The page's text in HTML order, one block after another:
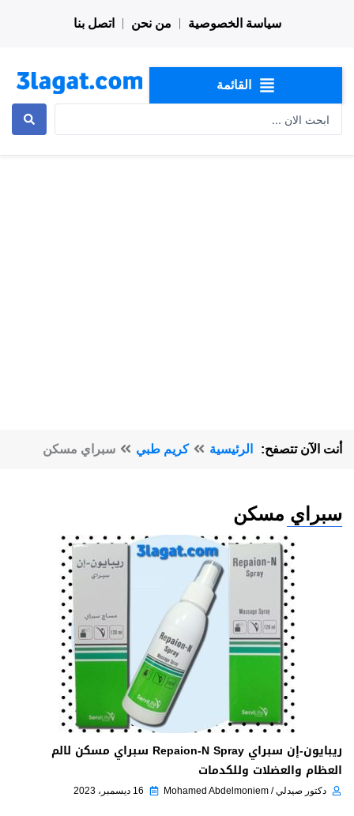
سياسة الخصوصية من نحن اتصل بنا
القائمة
أنت الآن تتصفح: الرئيسية كريم طبي سبراي مسكن
سبراي مسكن
ريبايون-إن سبراي Repaion-N Spray سبراي مسكن لالم
العظام والعضلات وللكدمات
دكتور صيدلي / Mohamed Abdelmoniem 16 ديسمبر، 2023